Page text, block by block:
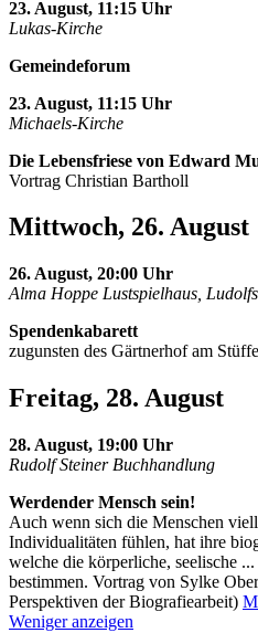
23. August, 11:15 Uhr
Lukas-Kirche
Gemeindeforum
23. August, 11:15 Uhr
Michaels-Kirche
Die Lebensfriese von Edward
Vortrag Christian Bartholl
Mittwoch, 26. August
26. August, 20:00 Uhr
Alma Hoppe Lustspielhaus,
Spendenkabarett
zugunsten des Gärtnerhof am
Freitag, 28. August
28. August, 19:00 Uhr
Rudolf Steiner Buchhandlung
Werdender Mensch sein!
Auch wenn sich die Menschen
Individualitäten fühlen, hat ihre
welche die körperliche, seelische ...
bestimmen. Vortrag von Sylke
Perspektiven der Biografiearbeit)
Weniger anzeigen